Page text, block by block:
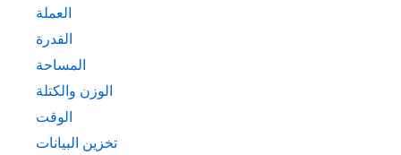
العملة
القدرة
المساحة
الوزن والكتلة
الوقت
تخزين البيانات